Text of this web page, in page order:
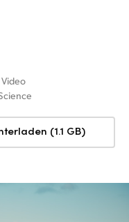
(1.1 GB)